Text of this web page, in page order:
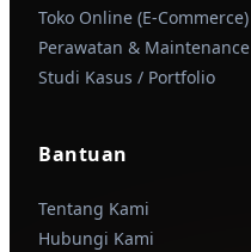
Toko Online (E-Commerce)
Perawatan & Maintenance
Studi Kasus / Portfolio
Bantuan
Tentang Kami
Hubungi Kami